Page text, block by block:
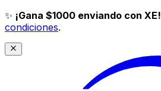
✨ ¡Gana $1000 enviando con XE!
condiciones.